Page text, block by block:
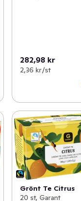
282,98 kr
2,36 kr /st
Grönt Te Citrus
20 st, Garant